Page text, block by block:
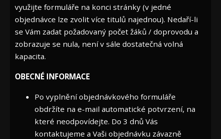
využijte formuláře na konci stránky (v jedné
objednávce lze zvolit více titulů najednou). Nedaří-li
se Vám zadat požadovaný počet žáků / doprovodu a
zobrazuje se nula, není v sále dostatečná volná
kapacita.
OBECNÉ INFORMACE
Po vyplnění objednávkového formuláře
obdržíte na e-mail automatické potvrzení, na
které neodpovídejte. Do 3 dnů Vás
kontaktujeme a Vaši objednávku závazně